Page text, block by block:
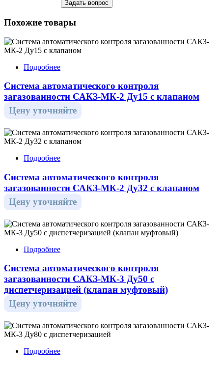
Похожие товары
Подробнее
Система автоматического контроля
загазованности САКЗ-МК-2 Ду15 с клапаном
Цену уточняйте
Подробнее
Система автоматического контроля
загазованности САКЗ-МК-2 Ду32 с клапаном
Цену уточняйте
Подробнее
Система автоматического контроля
загазованности САКЗ-МК-3 Ду50 с
диспетчеризацией (клапан муфтовый)
Цену уточняйте
Подробнее